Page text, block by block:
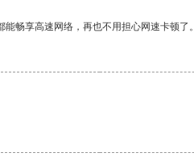
畅享高速网络，再也不用担心网速卡顿